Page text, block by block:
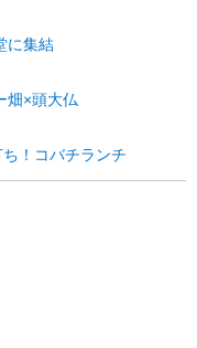
に集結
畑×頭大仏
！コバチランチ